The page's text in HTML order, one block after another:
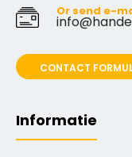
Or send e-
CONTACT
Informatie